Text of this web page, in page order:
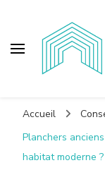
Accueil
Planchers
habitat moderne ?